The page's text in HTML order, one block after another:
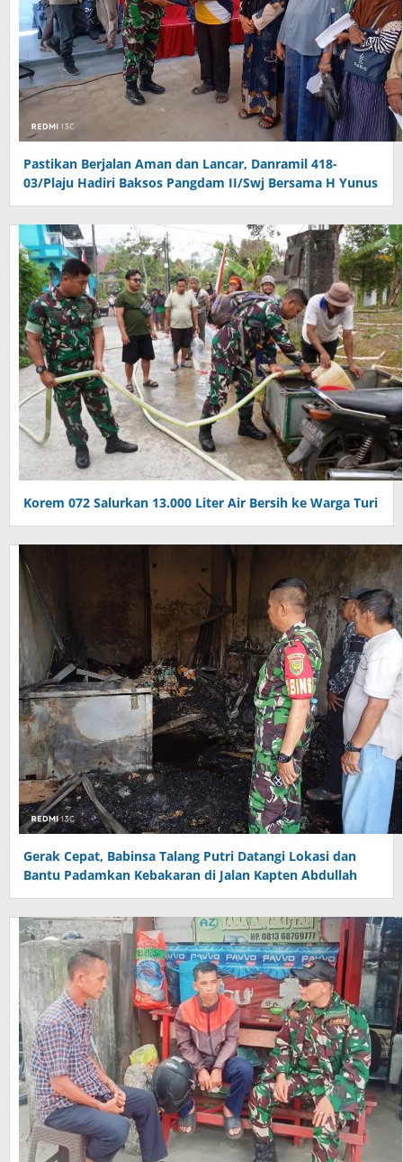
Pastikan Berjalan Aman dan Lancar, Danramil 418-
03/Plaju Hadiri Baksos Pangdam II/Swj Bersama H Yunus
Korem 072 Salurkan 13.000 Liter Air Bersih ke Warga Turi
Gerak Cepat, Babinsa Talang Putri Datangi Lokasi dan
Bantu Padamkan Kebakaran di Jalan Kapten Abdullah